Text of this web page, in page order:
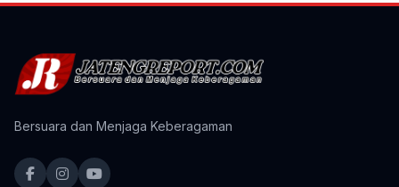
Bersuara dan Menjaga Keberagaman